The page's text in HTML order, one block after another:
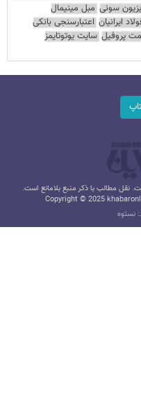
سونی مبل مینیمال
ایرانیان اعتبارسنجی بانکی
پروفیل سایت یوتوتایمز
نقل مطالب با ذکر منبع بلامانع است.
Copyright © 2025
نستوه